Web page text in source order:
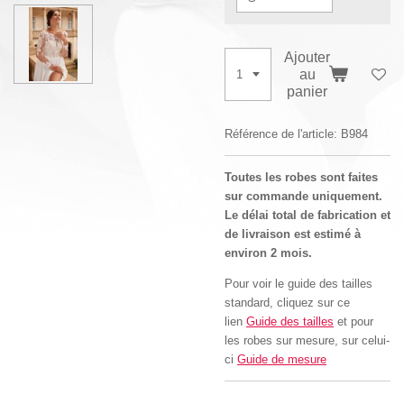
Ajouter
au
panier
Référence de l'article: B984
Toutes les robes sont faites
sur commande uniquement.
Le délai total de fabrication et
de livraison est estimé à
environ 2 mois.
Pour voir le guide des tailles
standard, cliquez sur ce
lien Guide des tailles et pour
les robes sur mesure, sur celui-
ci Guide de mesure